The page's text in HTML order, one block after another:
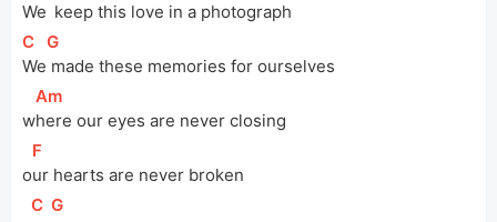
We keep this love in a photograph
[
C
We
[
G
made these memories for ourselves
w
[
Am
here our eyes are never closing
o
[F
ur hearts are never broken
[
C ][
G